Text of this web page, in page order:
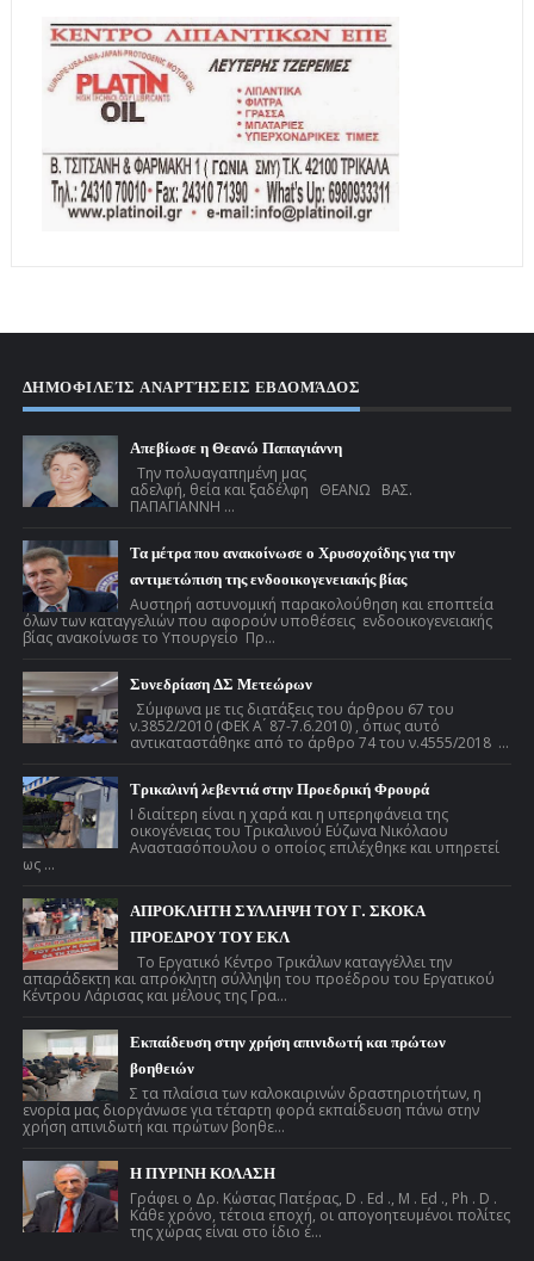
ΔΗΜΟΦΙΛΕΊΣ ΑΝΑΡΤΉΣΕΙΣ ΕΒΔΟΜΆΔΟΣ
Απεβίωσε η Θεανώ Παπαγιάννη
Την πολυαγαπημένη μας
αδελφή, θεία και ξαδέλφη ΘΕΑΝΩ ΒΑΣ.
ΠΑΠΑΓΙΑΝΝΗ ...
Τα μέτρα που ανακοίνωσε ο Χρυσοχοΐδης για την
αντιμετώπιση της ενδοοικογενειακής βίας
Αυστηρή αστυνομική παρακολούθηση και εποπτεία
όλων των καταγγελιών που αφορούν υποθέσεις ενδοοικογενειακής
βίας ανακοίνωσε το Υπουργείο Πρ...
Συνεδρίαση ΔΣ Μετεώρων
Σύμφωνα με τις διατάξεις του άρθρου 67 του
ν.3852/2010 (ΦΕΚ Α ́ 87-7.6.2010) , όπως αυτό
αντικαταστάθηκε από το άρθρο 74 του ν.4555/2018 ...
Τρικαλινή λεβεντιά στην Προεδρική Φρουρά
Ι διαίτερη είναι η χαρά και η υπερηφάνεια της
οικογένειας του Τρικαλινού Εύζωνα Νικόλαου
Αναστασόπουλου ο οποίος επιλέχθηκε και υπηρετεί
ως ...
ΑΠΡΟΚΛΗΤΗ ΣΥΛΛΗΨΗ ΤΟΥ Γ. ΣΚΟΚΑ
ΠΡΟΕΔΡΟΥ ΤΟΥ ΕΚΛ
Το Εργατικό Κέντρο Τρικάλων καταγγέλλει την
απαράδεκτη και απρόκλητη σύλληψη του προέδρου του Εργατικού
Κέντρου Λάρισας και μέλους της Γρα...
Εκπαίδευση στην χρήση απινιδωτή και πρώτων
βοηθειών
Σ τα πλαίσια των καλοκαιρινών δραστηριοτήτων, η
ενορία μας διοργάνωσε για τέταρτη φορά εκπαίδευση πάνω στην
χρήση απινιδωτή και πρώτων βοηθε...
Η ΠΥΡΙΝΗ ΚΟΛΑΣΗ
Γράφει ο Δρ. Κώστας Πατέρας, D . Ed ., M . Ed ., Ph . D .
Κάθε χρόνο, τέτοια εποχή, οι απογοητευμένοι πολίτες
της χώρας είναι στο ίδιο έ...